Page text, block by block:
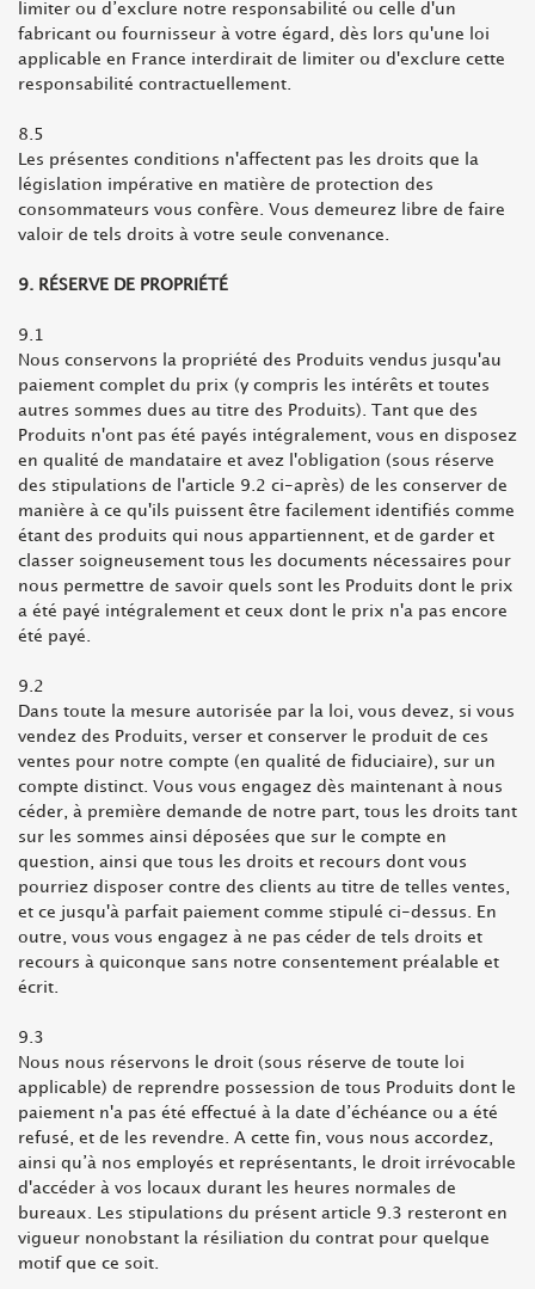
limiter ou d’exclure notre responsabilité ou celle d'un
fabricant ou fournisseur à votre égard, dès lors qu'une loi
applicable en France interdirait de limiter ou d'exclure cette
responsabilité contractuellement.
8.5
Les présentes conditions n'affectent pas les droits que la
législation impérative en matière de protection des
consommateurs vous confère. Vous demeurez libre de faire
valoir de tels droits à votre seule convenance.
9. RÉSERVE DE PROPRIÉTÉ
9.1
Nous conservons la propriété des Produits vendus jusqu'au
paiement complet du prix (y compris les intérêts et toutes
autres sommes dues au titre des Produits). Tant que des
Produits n'ont pas été payés intégralement, vous en disposez
en qualité de mandataire et avez l'obligation (sous réserve
des stipulations de l'article 9.2 ci-après) de les conserver de
manière à ce qu'ils puissent être facilement identifiés comme
étant des produits qui nous appartiennent, et de garder et
classer soigneusement tous les documents nécessaires pour
nous permettre de savoir quels sont les Produits dont le prix
a été payé intégralement et ceux dont le prix n'a pas encore
été payé.
9.2
Dans toute la mesure autorisée par la loi, vous devez, si vous
vendez des Produits, verser et conserver le produit de ces
ventes pour notre compte (en qualité de fiduciaire), sur un
compte distinct. Vous vous engagez dès maintenant à nous
céder, à première demande de notre part, tous les droits tant
sur les sommes ainsi déposées que sur le compte en
question, ainsi que tous les droits et recours dont vous
pourriez disposer contre des clients au titre de telles ventes,
et ce jusqu'à parfait paiement comme stipulé ci-dessus. En
outre, vous vous engagez à ne pas céder de tels droits et
recours à quiconque sans notre consentement préalable et
écrit.
9.3
Nous nous réservons le droit (sous réserve de toute loi
applicable) de reprendre possession de tous Produits dont le
paiement n'a pas été effectué à la date d’échéance ou a été
refusé, et de les revendre. A cette fin, vous nous accordez,
ainsi qu’à nos employés et représentants, le droit irrévocable
d'accéder à vos locaux durant les heures normales de
bureaux. Les stipulations du présent article 9.3 resteront en
vigueur nonobstant la résiliation du contrat pour quelque
motif que ce soit.